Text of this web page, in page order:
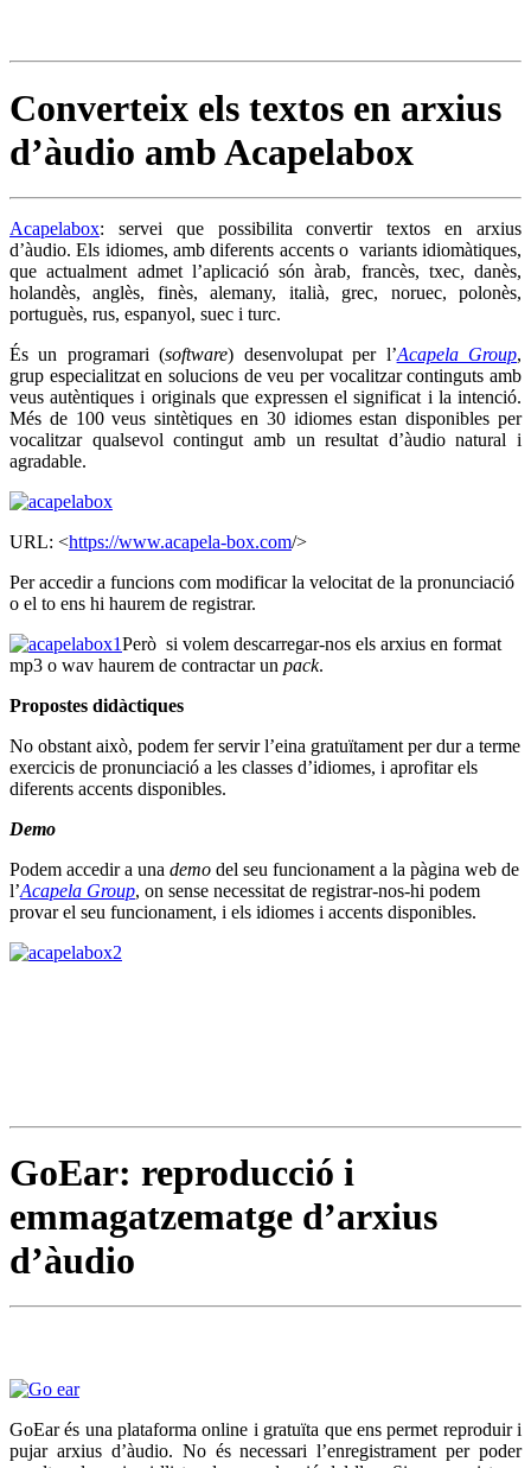
Converteix els textos en arxius
d’àudio amb Acapelabox
Acapelabox: servei que possibilita convertir textos en arxius
d’àudio. Els idiomes, amb diferents accents o variants idiomàtiques,
que actualment admet l’aplicació són àrab, francès, txec, danès,
holandès, anglès, finès, alemany, italià, grec, noruec, polonès,
portuguès, rus, espanyol, suec i turc.
És un programari (software) desenvolupat per l’Acapela Group,
grup especialitzat en solucions de veu per vocalitzar continguts amb
veus autèntiques i originals que expressen el significat i la intenció.
Més de 100 veus sintètiques en 30 idiomes estan disponibles per
vocalitzar qualsevol contingut amb un resultat d’àudio natural i
agradable.
URL: <https://www.acapela-box.com/>
Per accedir a funcions com modificar la velocitat de la pronunciació
o el to ens hi haurem de registrar.
Però si volem descarregar-nos els arxius en format
mp3 o wav haurem de contractar un pack.
Propostes didàctiques
No obstant això, podem fer servir l’eina gratuïtament per dur a terme
exercicis de pronunciació a les classes d’idiomes, i aprofitar els
diferents accents disponibles.
Demo
Podem accedir a una demo del seu funcionament a la pàgina web de
l’Acapela Group, on sense necessitat de registrar-nos-hi podem
provar el seu funcionament, i els idiomes i accents disponibles.
GoEar: reproducció i
emmagatzematge d’arxius
d’àudio
GoEar és una plataforma online i gratuïta que ens permet reproduir i
pujar arxius d’àudio. No és necessari l’enregistrament per poder